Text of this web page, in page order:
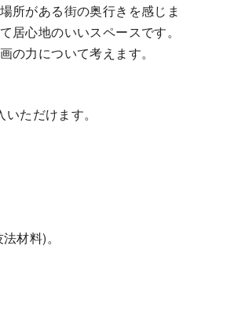
所がある街の奥行きを感じま
心地のいいスペースです。
の力について考えます。
ただけます。
材料)。